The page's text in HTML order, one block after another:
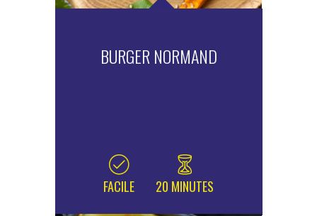
BURGER NORMAND
FACILE 20 MINUTES